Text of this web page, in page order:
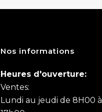
Nos informations
Heures d'ouverture:
Ventes:
Lundi au jeudi de 8H00 à